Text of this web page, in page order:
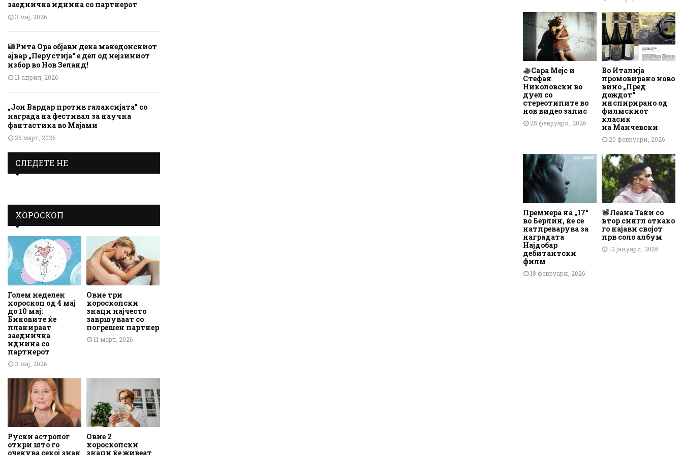
заедничка иднина со партнерот
3 мај, 2026
Рита Ора објави дека македонскиот
ајвар „Перустија“ е дел од нејзиниот
избор во Нов Зеланд!
11 април, 2026
„Јон Вардар против галаксијата” со
награда на фестивал за научна
фантастика во Мајами
26 март, 2026
СЛЕДЕТЕ НЕ
ХОРОСКОП
Голем неделен
хороскоп од 4 мај
до 10 мај:
Биковите ќе
планираат
заедничка
иднина со
партнерот
3 мај, 2026
Овие три
хороскопски
знаци најчесто
завршуваат со
погрешен партнер
11 март, 2026
Руски астролог
откри што го
очекува секој знак
Овие 2
хороскопски
знаци ќе живеат
Сара Мејс и
Стефан
Николовски во
дуел со
стереотипите во
нов видео запис
25 февруари, 2026
Во Италија
промовирано ново
вино „Пред
дождот“
инспирирано од
филмскиот
класик
на Манчевски
20 февруари, 2026
Премиера на „17“
во Берлин, ќе се
натпреварува за
наградата
Најдобар
дебитантски
филм
18 февруари, 2026
Леана Таќи со
втор сингл откако
го најави својот
прв соло албум
12 јануари, 2026